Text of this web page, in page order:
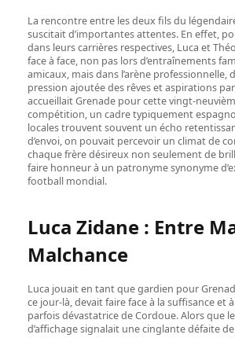
La rencontre entre les deux fils du
suscitait d’importantes attentes. En effet,
dans leurs carrières respectives, Luca et
face à face, non pas lors d’entraînements
amicaux, mais dans l’arène professionnelle,
pression ajoutée des rêves et aspirations
accueillait Grenade pour cette vingt-
compétition, un cadre typiquement
locales trouvent souvent un écho
d’envoi, on pouvait percevoir un climat de
chaque frère désireux non seulement de
faire honneur à un patronyme synonyme
football mondial.
Luca Zidane : Entre
Malchance
Luca jouait en tant que gardien pour
ce jour-là, devait faire face à la suffisance et
parfois dévastatrice de Cordoue. Alors que
d’affichage signalait une cinglante défaite